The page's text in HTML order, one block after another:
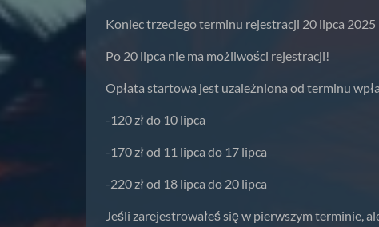
Koniec trzeciego terminu rejestracji 20 lipca 2025
Po 20 lipca nie ma możliwości rejestracji!
Opłata startowa jest uzależniona od terminu
-120 zł do 10 lipca
-170 zł od 11 lipca do 17 lipca
-220 zł od 18 lipca do 20 lipca
Jeśli zarejestrowałeś się w pierwszym terminie,